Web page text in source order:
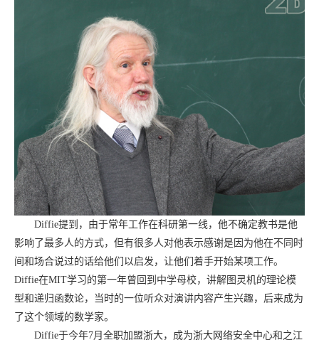
Diffie提到，由于常年工作在科研第一线，他不确定教书是他
影响了最多人的方式，但有很多人对他表示感谢是因为他在不同时
间和场合说过的话给他们以启发，让他们着手开始某项工作。
Diffie在MIT学习的第一年曾回到中学母校，讲解图灵机的理论模
型和递归函数论，当时的一位听众对演讲内容产生兴趣，后来成为
了这个领域的数学家。
Diffie于今年7月全职加盟浙大，成为浙大网络安全中心和之江